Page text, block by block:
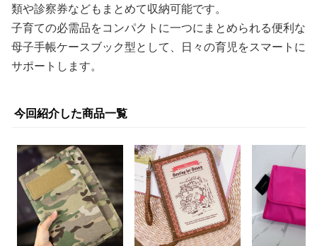
類や診察券などもまとめて収納可能です。
子育ての必需品をコンパクトに一つにまとめられる便利な
母子手帳ケースブック型として、日々の育児をスマートに
サポートします。
今回紹介した商品一覧